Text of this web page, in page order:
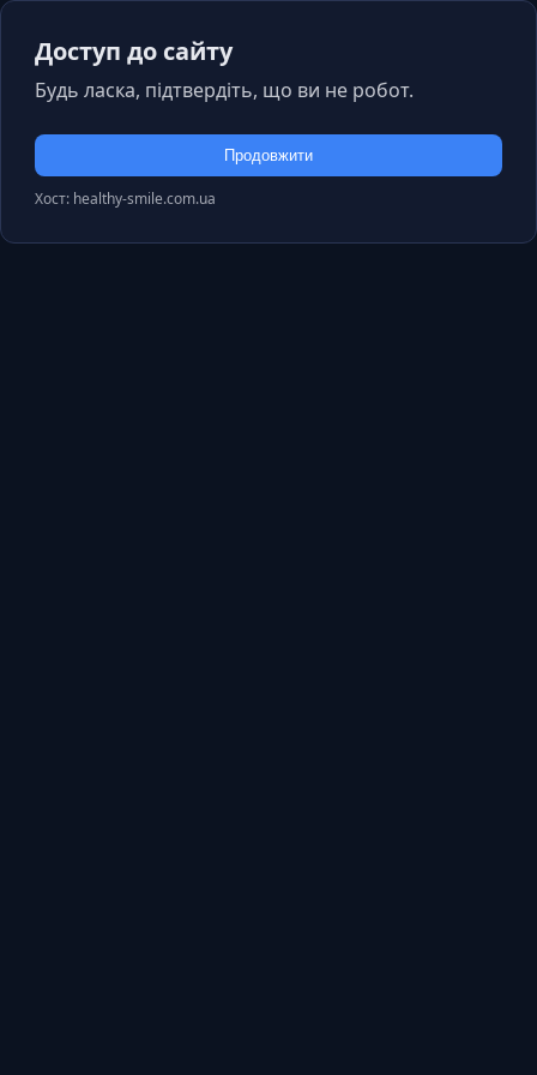
Доступ до сайту
Будь ласка, підтвердіть, що ви не робот.
Продовжити
Хост: healthy-smile.com.ua